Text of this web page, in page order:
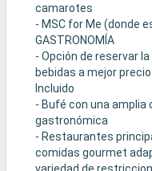
camarotes
- MSC for Me (donde
GASTRONOMÍA
- Opción de reservar
bebidas a mejor
Incluido
- Bufé con una amplia
gastronómica
- Restaurantes
comidas gourmet
variedad de